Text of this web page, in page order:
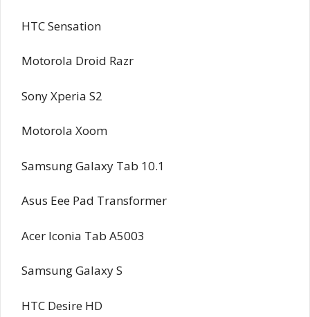
HTC Sensation
Motorola Droid Razr
Sony Xperia S2
Motorola Xoom
Samsung Galaxy Tab 10.1
Asus Eee Pad Transformer
Acer Iconia Tab A5003
Samsung Galaxy S
HTC Desire HD